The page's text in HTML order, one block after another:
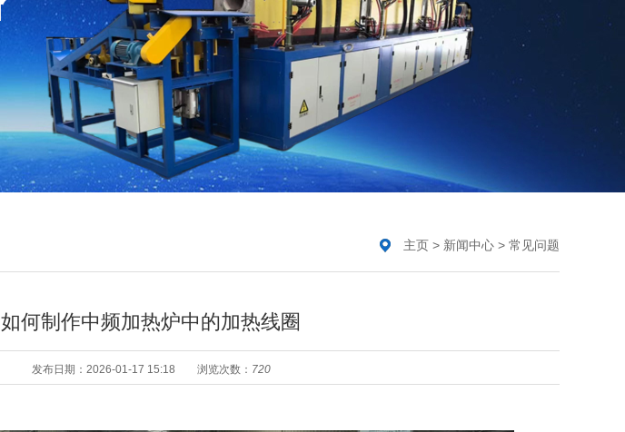
主页 > 新闻中心 > 常见问题
如何制作中频加热炉中的加热线圈
发布日期：2026-01-17 15:18 浏览次数： 720